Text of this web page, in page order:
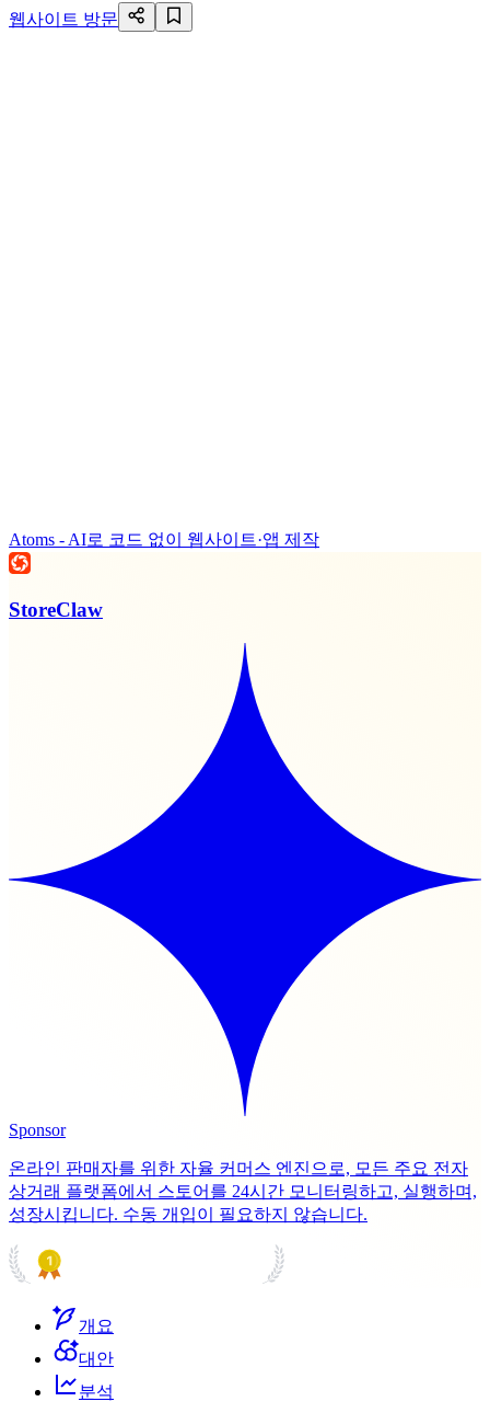
웹사이트 방문
Atoms - AI로 코드 없이 웹사이트·앱 제작
StoreClaw
Sponsor
온라인 판매자를 위한 자율 커머스 엔진으로, 모든 주요 전자
상거래 플랫폼에서 스토어를 24시간 모니터링하고, 실행하며,
성장시킵니다. 수동 개입이 필요하지 않습니다.
개요
대안
분석